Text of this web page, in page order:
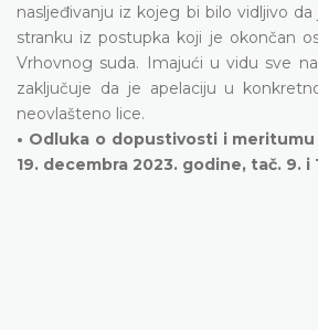
nasljeđivanju iz kojeg bi bilo vidljivo da
stranku iz postupka koji je okončan
Vrhovnog suda. Imajući u vidu sve
zaključuje da je apelaciju u
neovlašteno lice.
• Odluka o dopustivosti i meritumu
19. decembra 2023. godine, tač. 9. i